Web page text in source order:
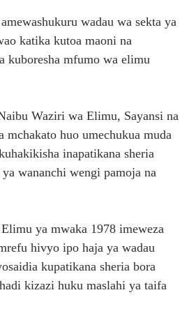
wadau wa sekta ya
katika kutoa maoni na
kuboresha mfumo wa elimu
Waziri wa Elimu, Sayansi na
mchakato huo umechukua muda
inapatikana sheria
wananchi wengi pamoja na
ya mwaka 1978 imeweza
hivyo ipo haja ya wadau
kupatikana sheria bora
kizazi huku maslahi ya taifa